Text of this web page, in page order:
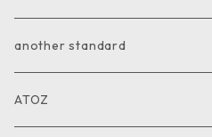
JACKET
VEST
another standard
PANTS
ATOZ